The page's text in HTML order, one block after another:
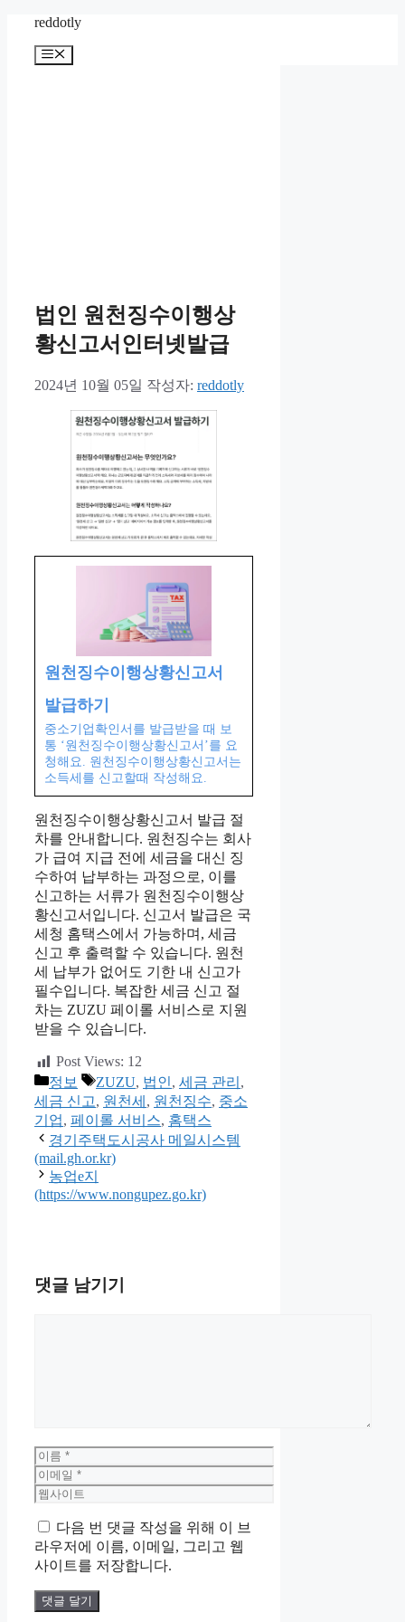
reddotly
메
법인 원천징수이행상
황신고서인터넷발급
2024년 10월 05일 작성자: reddotly
원천징수이행상황신고서
발급하기
중소기업확인서를 발급받을 때 보
통 ‘원천징수이행상황신고서’를 요
청해요. 원천징수이행상황신고서는
소득세를 신고할때 작성해요.
원천징수이행상황신고서 발급 절
차를 안내합니다. 원천징수는 회사
가 급여 지급 전에 세금을 대신 징
수하여 납부하는 과정으로, 이를
신고하는 서류가 원천징수이행상
황신고서입니다. 신고서 발급은 국
세청 홈택스에서 가능하며, 세금
신고 후 출력할 수 있습니다. 원천
세 납부가 없어도 기한 내 신고가
필수입니다. 복잡한 세금 신고 절
차는 ZUZU 페이롤 서비스로 지원
받을 수 있습니다.
Post Views: 12
카
테
고
리
정보
태
그
ZUZU, 법인, 세금 관리 ,
세금 신고, 원천세 , 원천징수, 중소
기업, 페이롤 서비스, 홈택스
경기주택도시공사 메일시스템
(mail.gh.or.kr)
농업e지
(https://www.nongupez.go.kr)
댓글 남기기
이
름
이
메
웹
이
트
다음 번 댓글 작성을 위해 이 브
라우저에 이름, 이메일, 그리고 웹
사이트를 저장합니다.